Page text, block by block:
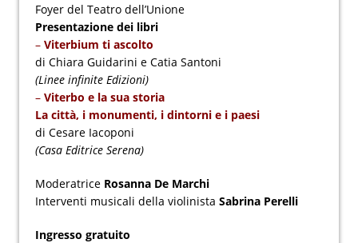
Foyer del Teatro dell’Unione
Presentazione dei libri
– Viterbium ti ascolto
di Chiara Guidarini e Catia Santoni
(Linee infinite Edizioni)
– Viterbo e la sua storia
La città, i monumenti, i dintorni e i paesi
di Cesare Iacoponi
(Casa Editrice Serena)
Moderatrice Rosanna De Marchi
Interventi musicali della violinista Sabrina Perelli
Ingresso gratuito